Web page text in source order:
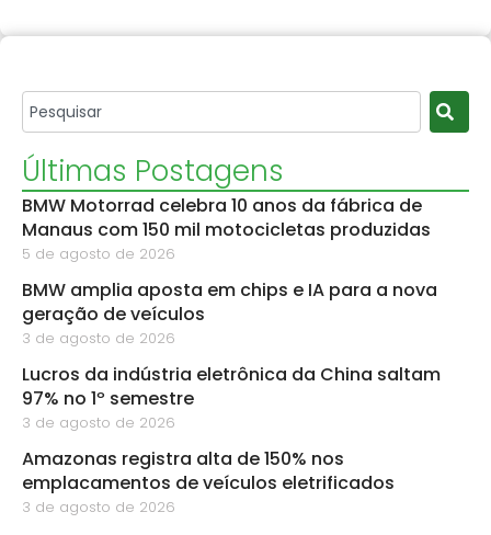
Últimas Postagens
BMW Motorrad celebra 10 anos da fábrica de
Manaus com 150 mil motocicletas produzidas
5 de agosto de 2026
BMW amplia aposta em chips e IA para a nova
geração de veículos
3 de agosto de 2026
Lucros da indústria eletrônica da China saltam
97% no 1º semestre
3 de agosto de 2026
Amazonas registra alta de 150% nos
emplacamentos de veículos eletrificados
3 de agosto de 2026